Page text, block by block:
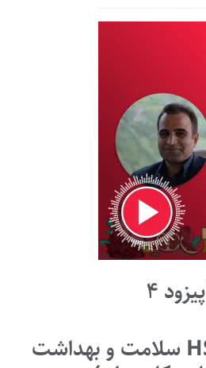
۴
(ویژه یلدا + HSE سلامت و بهداشت